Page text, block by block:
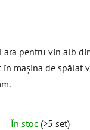
pentru vin alb
mașina de spălat
În stoc (>5 set)